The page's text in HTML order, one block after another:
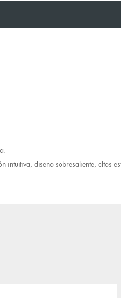
diseño sobresaliente, altos